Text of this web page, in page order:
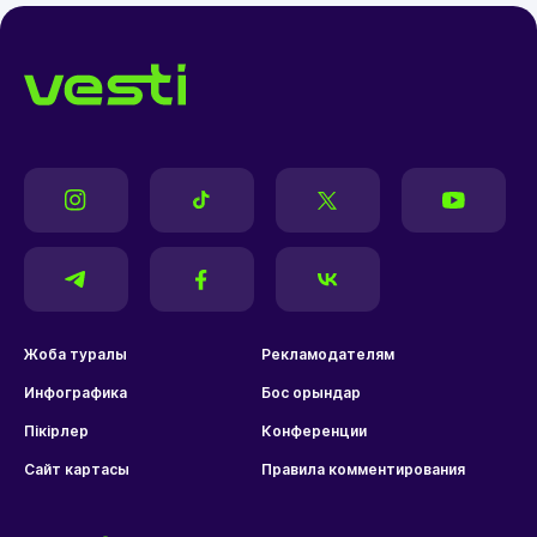
Жоба туралы Рекламодателям
Инфографика Бос орындар
Пікірлер Конференции
Сайт картасы Правила комментирования